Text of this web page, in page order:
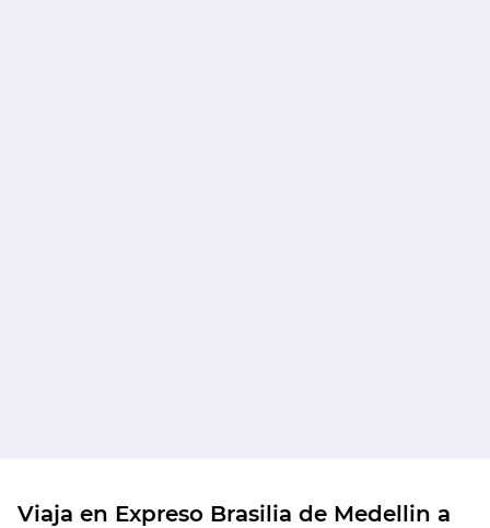
Viaja en Expreso Brasilia de Medellin a